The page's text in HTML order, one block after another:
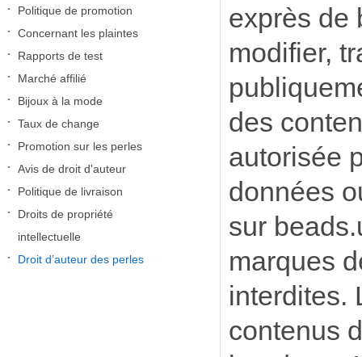
Politique de promotion
Concernant les plaintes
Rapports de test
Marché affilié
Bijoux à la mode
Taux de change
Promotion sur les perles
Avis de droit d'auteur
Politique de livraison
Droits de propriété
intellectuelle
Droit d’auteur des perles
exprès de
modifier,
des
autorisée
données
sur
marques
interdites.
contenus